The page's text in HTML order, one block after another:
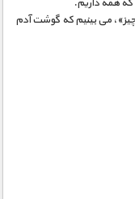
می بینیم که گوشت آدم